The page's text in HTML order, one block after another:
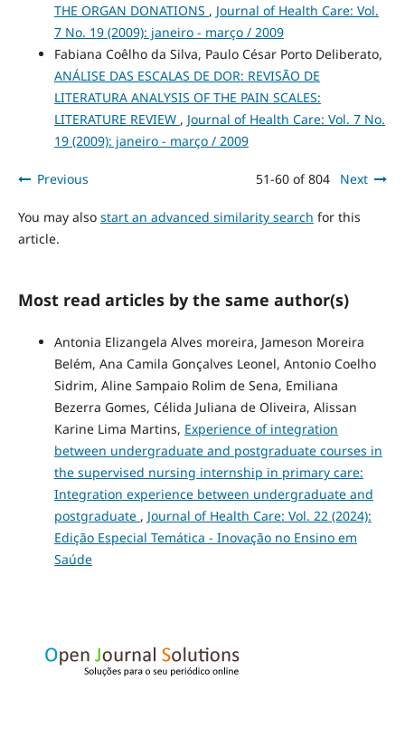
THE ORGAN DONATIONS , Journal of Health Care: Vol.
7 No. 19 (2009): janeiro - março / 2009
Fabiana Coêlho da Silva, Paulo César Porto Deliberato,
ANÁLISE DAS ESCALAS DE DOR: REVISÃO DE
LITERATURA ANALYSIS OF THE PAIN SCALES:
LITERATURE REVIEW , Journal of Health Care: Vol. 7 No.
19 (2009): janeiro - março / 2009
Previous 51-60 of 804 Next
You may also start an advanced similarity search for this
article.
Most read articles by the same author(s)
Antonia Elizangela Alves moreira, Jameson Moreira
Belém, Ana Camila Gonçalves Leonel, Antonio Coelho
Sidrim, Aline Sampaio Rolim de Sena, Emiliana
Bezerra Gomes, Célida Juliana de Oliveira, Alissan
Karine Lima Martins, Experience of integration
between undergraduate and postgraduate courses in
the supervised nursing internship in primary care:
Integration experience between undergraduate and
postgraduate , Journal of Health Care: Vol. 22 (2024):
Edição Especial Temática - Inovação no Ensino em
Saúde